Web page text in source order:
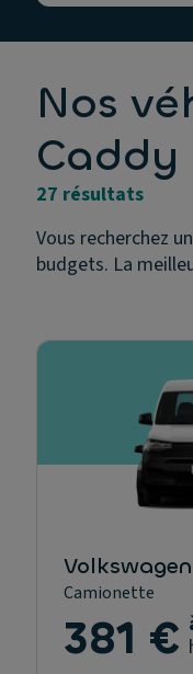
Nos
Caddy
27 résultats
Vous recherchez
budgets. La
Camionette
381 €